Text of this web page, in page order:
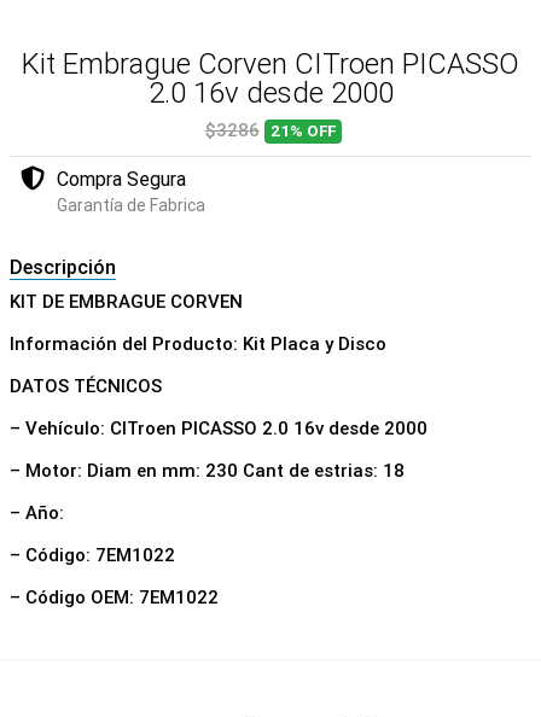
Kit Embrague Corven CITroen PICASSO
2.0 16v desde 2000
$3286 21% OFF
Compra Segura
Garantía de Fabrica
Descripción
KIT DE EMBRAGUE CORVEN
Información del Producto: Kit Placa y Disco
DATOS TÉCNICOS
– Vehículo: CITroen PICASSO 2.0 16v desde 2000
– Motor: Diam en mm: 230 Cant de estrias: 18
– Año:
– Código: 7EM1022
– Código OEM: 7EM1022